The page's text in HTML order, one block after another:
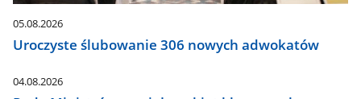
05.08.2026
Uroczyste ślubowanie 306 nowych adwokatów
04.08.2026